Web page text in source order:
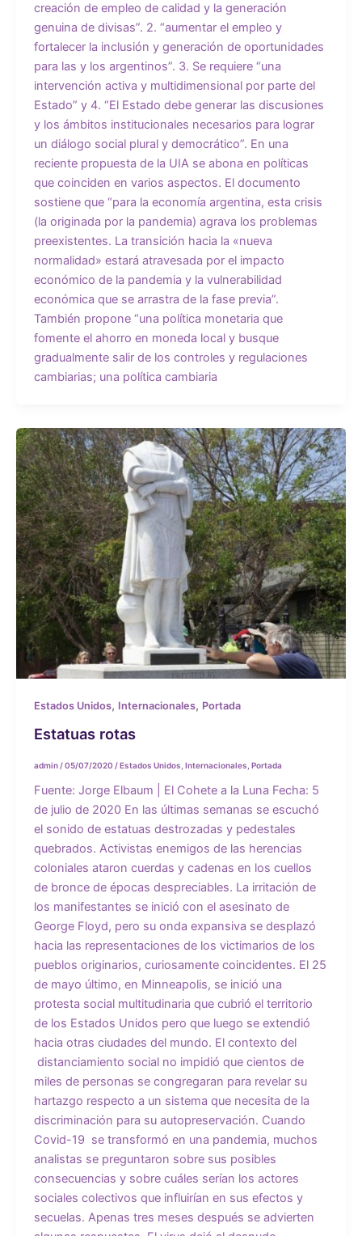
creación de empleo de calidad y la generación
genuina de divisas”. 2. “aumentar el empleo y
fortalecer la inclusión y generación de oportunidades
para las y los argentinos”. 3. Se requiere “una
intervención activa y multidimensional por parte del
Estado” y 4. “El Estado debe generar las discusiones
y los ámbitos institucionales necesarios para lograr
un diálogo social plural y democrático”. En una
reciente propuesta de la UIA se abona en políticas
que coinciden en varios aspectos. El documento
sostiene que “para la economía argentina, esta crisis
(la originada por la pandemia) agrava los problemas
preexistentes. La transición hacia la «nueva
normalidad» estará atravesada por el impacto
económico de la pandemia y la vulnerabilidad
económica que se arrastra de la fase previa”.
También propone “una política monetaria que
fomente el ahorro en moneda local y busque
gradualmente salir de los controles y regulaciones
cambiarias; una política cambiaria
Estados Unidos, Internacionales, Portada
Estatuas rotas
admin /05/07/2020 /Estados Unidos Internacionales Portada
Fuente: Jorge Elbaum | El Cohete a la Luna Fecha: 5
de julio de 2020 En las últimas semanas se escuchó
el sonido de estatuas destrozadas y pedestales
quebrados. Activistas enemigos de las herencias
coloniales ataron cuerdas y cadenas en los cuellos
de bronce de épocas despreciables. La irritación de
los manifestantes se inició con el asesinato de
George Floyd, pero su onda expansiva se desplazó
hacia las representaciones de los victimarios de los
pueblos originarios, curiosamente coincidentes. El 25
de mayo último, en Minneapolis, se inició una
protesta social multitudinaria que cubrió el territorio
de los Estados Unidos pero que luego se extendió
hacia otras ciudades del mundo. El contexto del
distanciamiento social no impidió que cientos de
miles de personas se congregaran para revelar su
hartazgo respecto a un sistema que necesita de la
discriminación para su autopreservación. Cuando
Covid-19 se transformó en una pandemia, muchos
analistas se preguntaron sobre sus posibles
consecuencias y sobre cuáles serían los actores
sociales colectivos que influirían en sus efectos y
secuelas. Apenas tres meses después se advierten